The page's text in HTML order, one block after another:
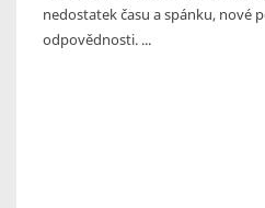
nedostatek času a spánku, nové
odpovědnosti. ...